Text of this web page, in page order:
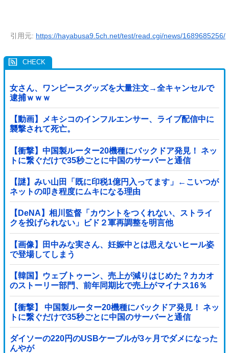
引用元: https://hayabusa9.5ch.net/test/read.cgi/news/1689685256/
女さん、ワンピースグッズを大量注文→全キャンセルで
逮捕ｗｗｗ
【動画】メキシコのインフルエンサー、ライブ配信中に
襲撃されて死亡。
【衝撃】中国製ルーター20機種にバックドア発見！ ネッ
トに繋ぐだけで35秒ごとに中国のサーバーと通信
【謎】みい山田「既に印税1億円入ってます」←こいつが
ネットの叩き程度にムキになる理由
【DeNA】相川監督「カウントをつくれない、ストライ
クを投げられない」ビド２軍再調整を明言他
【画像】田中みな実さん、妊娠中とは思えないヒール姿
で登場してしまう
【韓国】ウェブトゥーン、売上が減りはじめた？カカオ
のストーリー部門、前年同期比で売上がマイナス16％
【衝撃】 中国製ルーター20機種にバックドア発見！ ネッ
トに繋ぐだけで35秒ごとに中国のサーバーと通信
ダイソーの220円のUSBケーブルが3ヶ月でダメになった
んやが